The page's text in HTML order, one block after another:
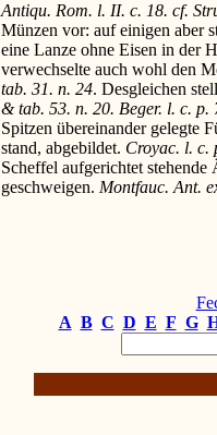
Antiqu. Rom. l. II. c. 18. cf.
Münzen vor: auf einigen aber
eine Lanze ohne Eisen in der
verwechselte auch wohl den
tab. 31. n. 24. Desgleichen
& tab. 53. n. 20. Beger. l. c. p.
Spitzen übereinander gelegte
stand, abgebildet. Croyac. l. c.
Scheffel aufgerichtet
geschweigen. Montfauc. Ant.
A B C D E F G